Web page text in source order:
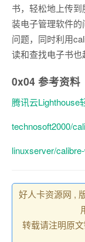
书，轻松地上传
装电子管理软件
问题，同时利用
读和查找电子书也
0x04 参考资料
腾讯云Lighthouse
technosoft2000/
linuxserver/
好人卡资源网 ,
转载请注明原文